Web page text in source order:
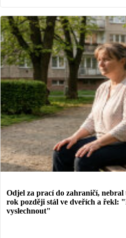
Odjel za prací do zahraničí, nebral
rok později stál ve dveřích a řekl:
vyslechnout"